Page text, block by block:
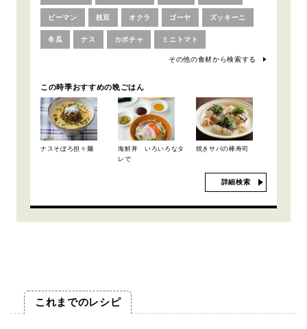
ピーマン 枝豆 オクラ ゴーヤ ズッキーニ
冬瓜 ナス カボチャ ミニトマト
その他の食材から検索する
この時季おすすめの晩ごはん
ナスそぼろ担々麺
海鮮丼 いろいろなタ
レで
焼きサバの棒寿司
詳細検索
これまでのレシピ